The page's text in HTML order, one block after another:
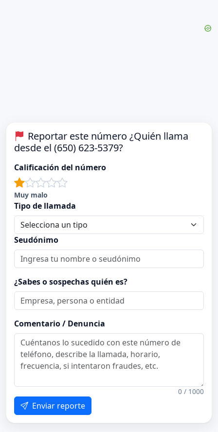
Reportar este número ¿Quién llama
desde el (650) 623-5379?
Calificación del número
Muy malo
Tipo de llamada
Seudónimo
¿Sabes o sospechas quién es?
Comentario / Denuncia
0 / 1000
Enviar reporte